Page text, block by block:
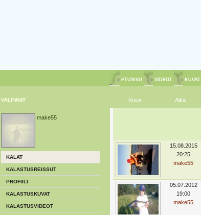
ETUSIVU VIDEOT KUVAT
VALINNAT
make55
KALAT
KALASTUSREISSUT
PROFIILI
KALASTUSKUVAT
KALASTUSVIDEOT
Kuva Aika
15.08.2015
20:25
make55
05.07.2012
19:00
make55